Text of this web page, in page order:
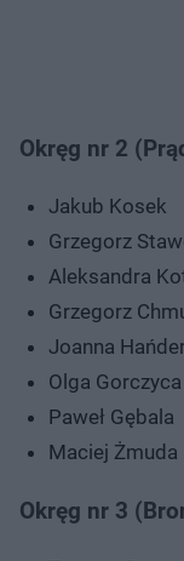
Okręg nr 2
Jakub Kosek
Grzegorz
Aleksandra
Grzegorz
Joanna
Olga Gorczyca
Paweł Gębala
Maciej Żmuda
Okręg nr 3